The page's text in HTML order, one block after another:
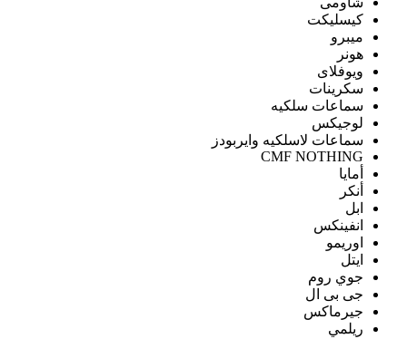
كيسليكت
ميبرو
هونر
ويوفلاى
سكرينات
سماعات سلكيه
لوجيكس
سماعات لاسلكيه وايربودز
CMF NOTHING
أمايا
أنكر
ابل
انفينكس
اوريمو
ايتل
جوي روم
جى بى ال
جيرماكس
ريلمي